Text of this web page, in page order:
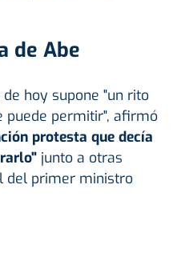
de Abe
hoy supone "un rito
puede permitir", afirmó
protesta que decía
junto a otras
del primer ministro